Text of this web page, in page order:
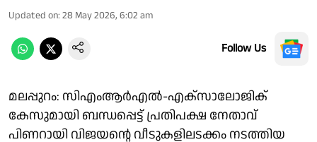
Updated on: 28 May 2026, 6:02 am
Follow Us
മലപ്പുറം: സിഎംആര്‍എല്‍-എക്‌സാലോജിക്
കേസുമായി ബന്ധപ്പെട്ട് പ്രതിപക്ഷ നേതാവ്
പിണറായി വിജയന്റെ വീടുകളിലടക്കം നടത്തിയ